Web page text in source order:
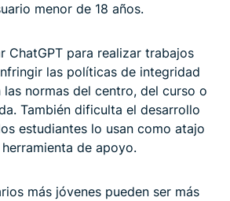
menor de 18 años.
ChatGPT para realizar trabajos
las políticas de integridad
las normas del centro, del curso o
También dificulta el desarrollo
estudiantes lo usan como atajo
de apoyo.
más jóvenes pueden ser más